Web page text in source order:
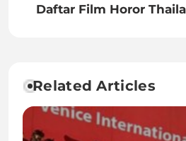
Daftar Film Horor
Related Articles